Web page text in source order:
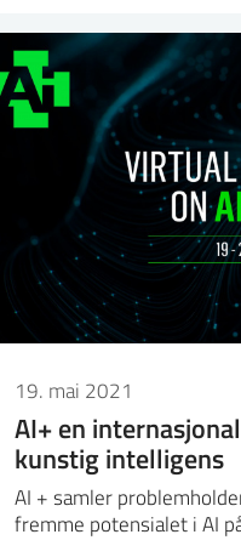
19. mai 2021
AI+ en
kunstig intelligens
AI + samler
fremme potensialet i AI